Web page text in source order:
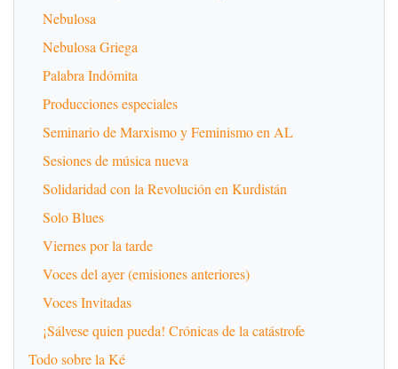
Nebulosa
Nebulosa Griega
Palabra Indómita
Producciones especiales
Seminario de Marxismo y Feminismo en AL
Sesiones de música nueva
Solidaridad con la Revolución en Kurdistán
Solo Blues
Viernes por la tarde
Voces del ayer (emisiones anteriores)
Voces Invitadas
¡Sálvese quien pueda! Crónicas de la catástrofe
Todo sobre la Ké